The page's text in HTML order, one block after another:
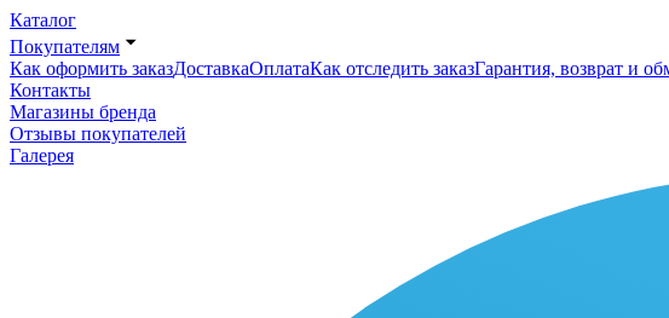
Каталог
Покупателям
Как оформить заказДоставкаОплатаКак отследить заказГарантия, возврат и
Контакты
Магазины бренда
Отзывы покупателей
Галерея